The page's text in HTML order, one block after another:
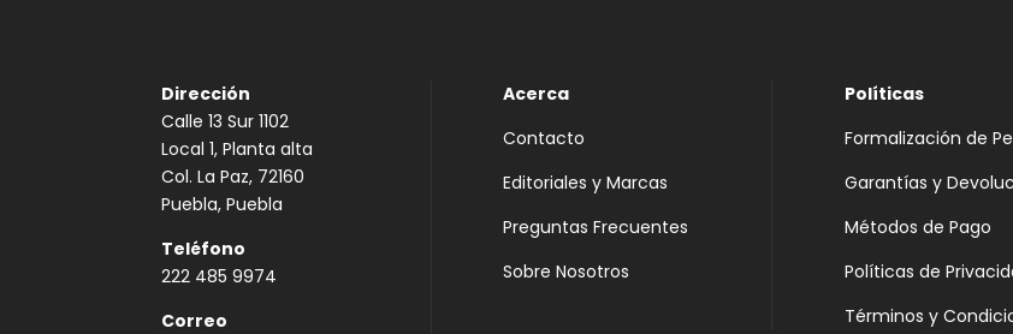
Dirección
Calle 13 Sur 1102
Local 1, Planta alta
Col. La Paz, 72160
Puebla, Puebla
Teléfono
222 485 9974
Correo
Acerca
Contacto
Editoriales y Marcas
Preguntas Frecuentes
Sobre Nosotros
Políticas
Formalización de
Garantías y
Métodos de Pago
Políticas de
Términos y